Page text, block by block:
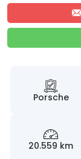
Porsche
20.559 km